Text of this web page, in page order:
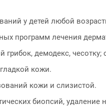
у детей любой
программ лечения
грибок, демодекс,
кожи.
кожи и слизистой.
биопсий,